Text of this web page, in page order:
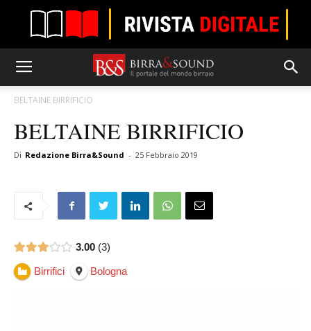
BELTAINE BIRRIFICIO
BELTAINE BIRRIFICIO
Di Redazione Birra&Sound - 25 Febbraio 2019
3.00 3
Birrifici Bologna